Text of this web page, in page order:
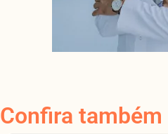
Confira também